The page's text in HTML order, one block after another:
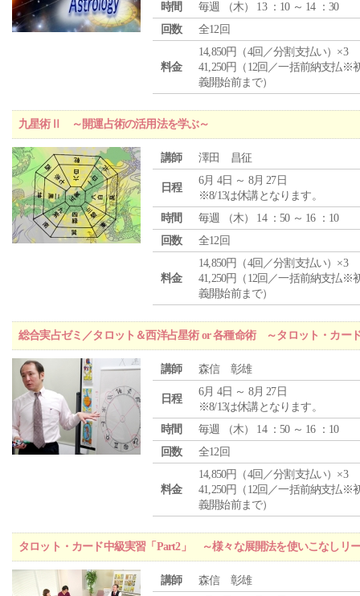
時間
毎週 （木） 13 ：10 ～ 14 ：30
回数
全12回
料金
14,850円（4回／分割支払い）×3
41,250円（12回／一括前納支払※
義開始前まで）
九星術Ⅱ ～開運占術の活用法を学ぶ～
講師 澤田 昌征
日程
6月 4日 ～ 8月 27日
※8/13は休講となります。
時間
毎週 （木） 14 ：50 ～ 16 ：10
回数
全12回
料金
14,850円（4回／分割支払い）×3
41,250円（12回／一括前納支払※
義開始前まで）
総合実占ゼミ／タロット＆西洋占星術 or 各種命術 ～タロット・カー
講師 森信 彰雄
日程
6月 4日 ～ 8月 27日
※8/13は休講となります。
時間
毎週 （木） 14 ：50 ～ 16 ：10
回数
全12回
料金
14,850円（4回／分割支払い）×3
41,250円（12回／一括前納支払※
義開始前まで）
タロット・カード中級実習「Part2」 ～様々な展開法を使いこなしリ
講師 森信 彰雄